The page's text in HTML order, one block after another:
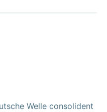
Welle consolident